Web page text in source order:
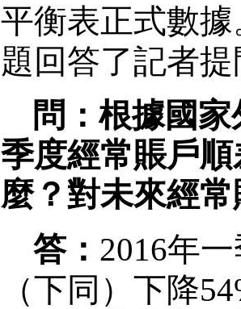
平衡表正式數
題回答了記者
問：根據國
季度經常賬戶
麼？對未來經
答： 2016年
（下同）下降